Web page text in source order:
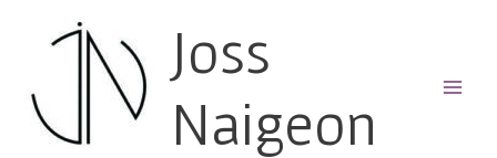
Joss
Naigeon